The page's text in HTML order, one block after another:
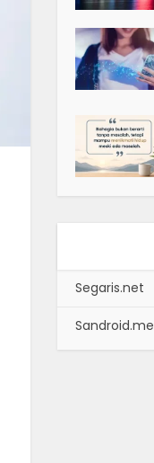
Segaris.net
Sandroid.me